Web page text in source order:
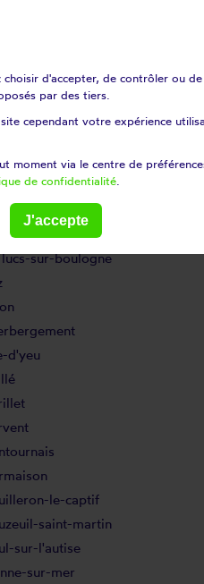
sur-mer
sur-vie
lucs-sur-boulogne
d'yeu
le-captif
saint-martin
sur-l'autise
sur-mer
d'accepter, de contrôler ou
par des tiers.
cependant votre expérience
moment via le centre de
de confidentialité
J'accepte